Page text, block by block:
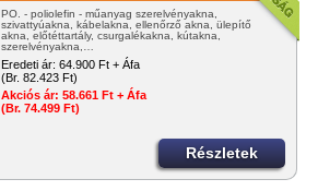
PO. - poliolefin - műanyag szerelvényakna,
szivattyúakna, kábelakna, ellenőrző akna, ülepítő
akna, előtéttartály, csurgalékakna, kútakna,
szerelvényakna,…
Eredeti ár: 64.900 Ft + Áfa
(Br. 82.423 Ft)
Akciós ár: 58.661 Ft + Áfa
(Br. 74.499 Ft)
Részletek